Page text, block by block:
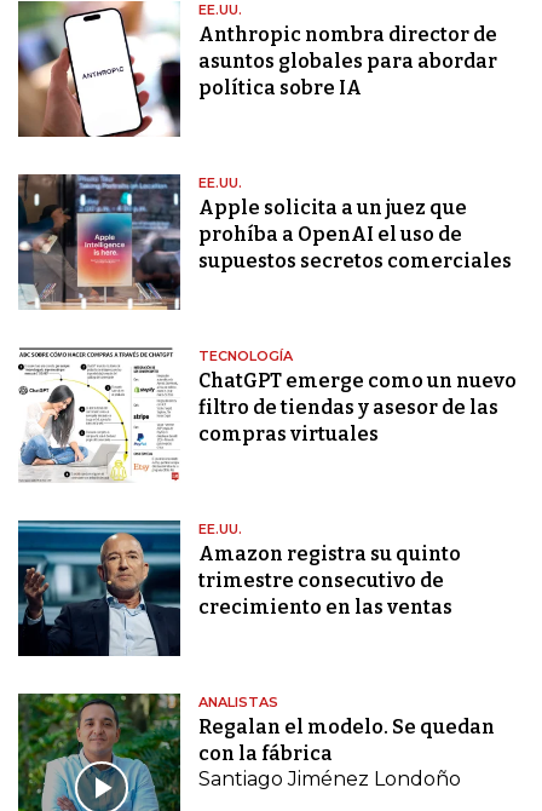
EE.UU.
Anthropic nombra director de
asuntos globales para abordar
política sobre IA
EE.UU.
Apple solicita a un juez que
prohíba a OpenAI el uso de
supuestos secretos comerciales
TECNOLOGÍA
ChatGPT emerge como un nuevo
filtro de tiendas y asesor de las
compras virtuales
EE.UU.
Amazon registra su quinto
trimestre consecutivo de
crecimiento en las ventas
ANALISTAS
Regalan el modelo. Se quedan
con la fábrica
Santiago Jiménez Londoño